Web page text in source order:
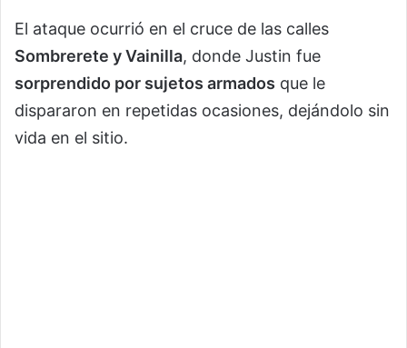
El ataque ocurrió en el cruce de las calles
Sombrerete y Vainilla, donde Justin fue
sorprendido por sujetos armados que le
dispararon en repetidas ocasiones, dejándolo sin
vida en el sitio.